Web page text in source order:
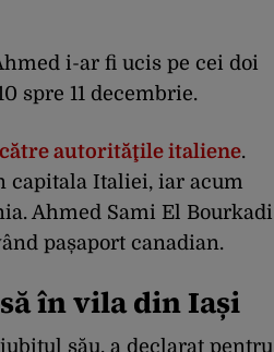
i-ar fi ucis pe cei doi
spre 11 decembrie.
autorităţile italiene.
capitala Italiei, iar acum
Ahmed Sami El Bourkadi
pașaport canadian.
în vila din Iași
său, a declarat pentru